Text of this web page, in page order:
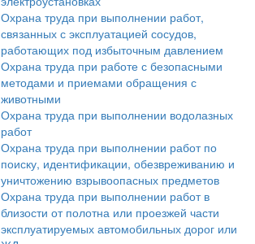
Охрана труда при выполнении работ,
связанных с эксплуатацией сосудов,
работающих под избыточным давлением
Охрана труда при работе с безопасными
методами и приемами обращения с
животными
Охрана труда при выполнении водолазных
работ
Охрана труда при выполнении работ по
поиску, идентификации, обезвреживанию и
уничтожению взрывоопасных предметов
Охрана труда при выполнении работ в
близости от полотна или проезжей части
эксплуатируемых автомобильных дорог или